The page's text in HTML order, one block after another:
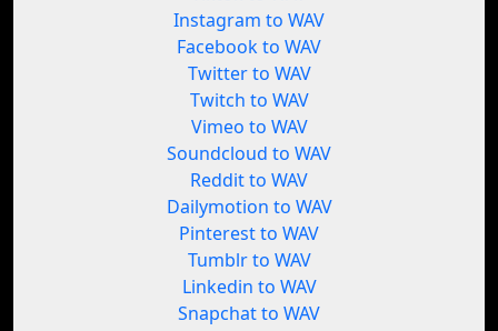
Instagram to WAV
Facebook to WAV
Twitter to WAV
Twitch to WAV
Vimeo to WAV
Soundcloud to WAV
Reddit to WAV
Dailymotion to WAV
Pinterest to WAV
Tumblr to WAV
Linkedin to WAV
Snapchat to WAV